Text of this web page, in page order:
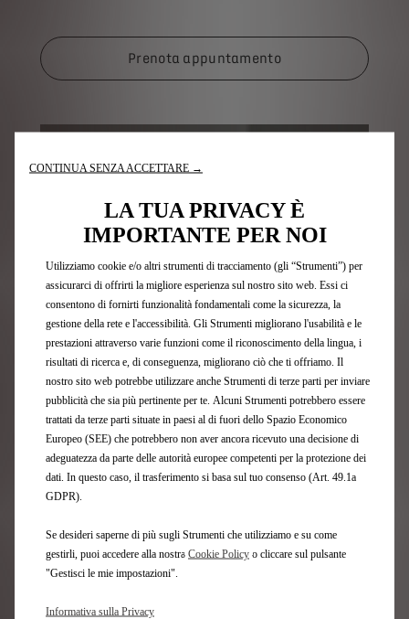
Prenota appuntamento
Manuali utente e tutorial
CONTINUA SENZA ACCETTARE →
LA TUA PRIVACY È
IMPORTANTE PER NOI
Utilizziamo cookie e/o altri strumenti di tracciamento (gli “Strumenti”) per
assicurarci di offrirti la migliore esperienza sul nostro sito web. Essi ci
consentono di fornirti funzionalità fondamentali come la sicurezza, la
gestione della rete e l'accessibilità. Gli Strumenti migliorano l'usabilità e le
prestazioni attraverso varie funzioni come il riconoscimento della lingua, i
risultati di ricerca e, di conseguenza, migliorano ciò che ti offriamo. Il
nostro sito web potrebbe utilizzare anche Strumenti di terze parti per inviare
pubblicità che sia più pertinente per te. Alcuni Strumenti potrebbero essere
trattati da terze parti situate in paesi al di fuori dello Spazio Economico
Europeo (SEE) che potrebbero non aver ancora ricevuto una decisione di
adeguatezza da parte delle autorità europee competenti per la protezione dei
dati. In questo caso, il trasferimento si basa sul tuo consenso (Art. 49.1a
GDPR).
Se desideri saperne di più sugli Strumenti che utilizziamo e su come
gestirli, puoi accedere alla nostra Cookie Policy o cliccare sul pulsante
"Gestisci le mie impostazioni".
Informativa sulla Privacy